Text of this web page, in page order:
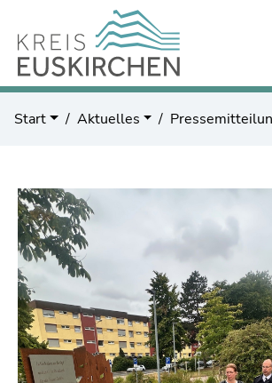
Start Aktuelles